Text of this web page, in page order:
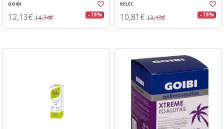
GOIBI
12,13€ 14,74€ - 18%
RELEC
10,81€ 13,13€ - 18%